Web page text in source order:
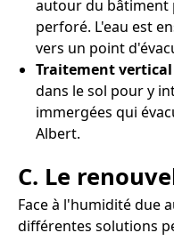
autour du bâtiment
perforé. L'eau est
vers un point
Traitement vertical
dans le sol pour y
immergées qui
Albert.
C. Le
Face à l'humidité due
différentes solutions